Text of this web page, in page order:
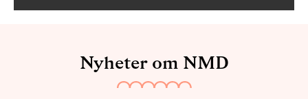
Nyheter om NMD